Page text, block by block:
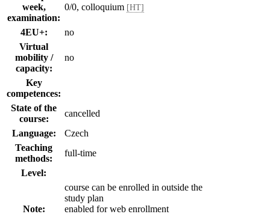
week,
examination:
0/0, colloquium [HT]
4EU+:
no
Virtual
mobility /
capacity:
no
Key
competences:
State of the
course:
cancelled
Language:
Czech
Teaching
methods:
full-time
Level:
Note:
course can be enrolled in outside the
study plan
enabled for web enrollment